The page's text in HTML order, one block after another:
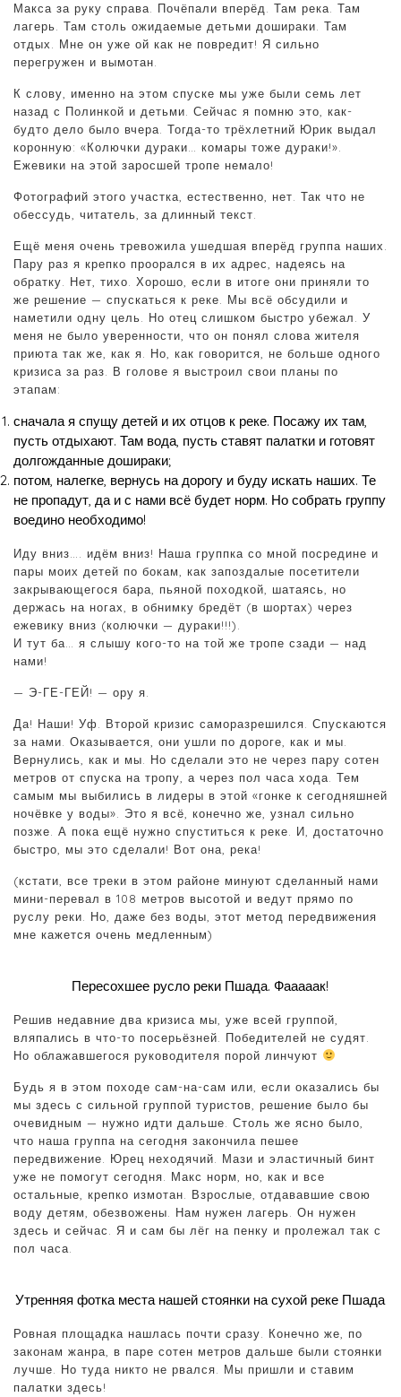
Макса за руку справа. Почёпали вперёд. Там река. Там
лагерь. Там столь ожидаемые детьми дошираки. Там
отдых. Мне он уже ой как не повредит! Я сильно
перегружен и вымотан.
К слову, именно на этом спуске мы уже были семь лет
назад с Полинкой и детьми. Сейчас я помню это, как-
будто дело было вчера. Тогда-то трёхлетний Юрик выдал
коронную: «Колючки дураки… комары тоже дураки!».
Ежевики на этой заросшей тропе немало!
Фотографий этого участка, естественно, нет. Так что не
обессудь, читатель, за длинный текст.
Ещё меня очень тревожила ушедшая вперёд группа наших.
Пару раз я крепко проорался в их адрес, надеясь на
обратку. Нет, тихо. Хорошо, если в итоге они приняли то
же решение — спускаться к реке. Мы всё обсудили и
наметили одну цель. Но отец слишком быстро убежал. У
меня не было уверенности, что он понял слова жителя
приюта так же, как я. Но, как говорится, не больше одного
кризиса за раз. В голове я выстроил свои планы по
этапам:
сначала я спущу детей и их отцов к реке. Посажу их там,
пусть отдыхают. Там вода, пусть ставят палатки и готовят
долгожданные дошираки;
потом, налегке, вернусь на дорогу и буду искать наших. Те
не пропадут, да и с нами всё будет норм. Но собрать группу
воедино необходимо!
Иду вниз…. идём вниз! Наша группка со мной посредине и
пары моих детей по бокам, как запоздалые посетители
закрывающегося бара, пьяной походкой, шатаясь, но
держась на ногах, в обнимку бредёт (в шортах) через
ежевику вниз (колючки — дураки!!!).
И тут ба… я слышу кого-то на той же тропе сзади — над
нами!
— Э-ГЕ-ГЕЙ! — ору я.
Да! Наши! Уф. Второй кризис саморазрешился. Спускаются
за нами. Оказывается, они ушли по дороге, как и мы.
Вернулись, как и мы. Но сделали это не через пару сотен
метров от спуска на тропу, а через пол часа хода. Тем
самым мы выбились в лидеры в этой «гонке к сегодняшней
ночёвке у воды». Это я всё, конечно же, узнал сильно
позже. А пока ещё нужно спуститься к реке. И, достаточно
быстро, мы это сделали! Вот она, река!
(кстати, все треки в этом районе минуют сделанный нами
мини-перевал в 108 метров высотой и ведут прямо по
руслу реки. Но, даже без воды, этот метод передвижения
мне кажется очень медленным)
Пересохшее русло реки Пшада. Фааааак!
Решив недавние два кризиса мы, уже всей группой,
вляпались в что-то посерьёзней. Победителей не судят.
Но облажавшегося руководителя порой линчуют
Будь я в этом походе сам-на-сам или, если оказались бы
мы здесь с сильной группой туристов, решение было бы
очевидным — нужно идти дальше. Столь же ясно было,
что наша группа на сегодня закончила пешее
передвижение. Юрец неходячий. Мази и эластичный бинт
уже не помогут сегодня. Макс норм, но, как и все
остальные, крепко измотан. Взрослые, отдававшие свою
воду детям, обезвожены. Нам нужен лагерь. Он нужен
здесь и сейчас. Я и сам бы лёг на пенку и пролежал так с
пол часа.
Утренняя фотка места нашей стоянки на сухой реке Пшада
Ровная площадка нашлась почти сразу. Конечно же, по
законам жанра, в паре сотен метров дальше были стоянки
лучше. Но туда никто не рвался. Мы пришли и ставим
палатки здесь!